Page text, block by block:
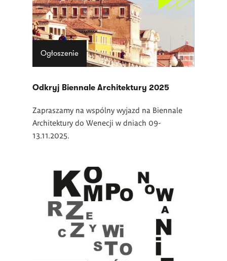
Ogłoszenie
Odkryj Biennale Architektury 2025
Zapraszamy na wspólny wyjazd na Biennale
Architektury do Wenecji w dniach 09-
13.11.2025.